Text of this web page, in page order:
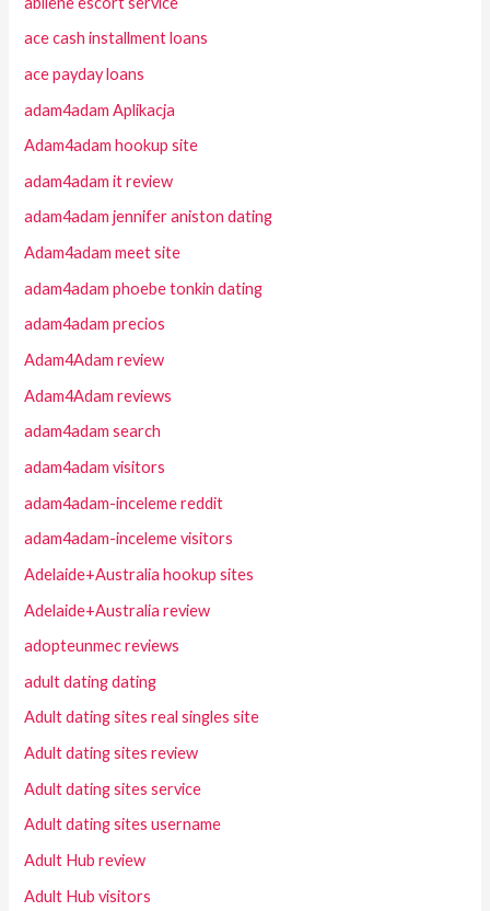
ace cash installment loans
ace payday loans
adam4adam Aplikacja
Adam4adam hookup site
adam4adam it review
adam4adam jennifer aniston dating
Adam4adam meet site
adam4adam phoebe tonkin dating
adam4adam precios
Adam4Adam review
Adam4Adam reviews
adam4adam search
adam4adam visitors
adam4adam-inceleme reddit
adam4adam-inceleme visitors
Adelaide+Australia hookup sites
Adelaide+Australia review
adopteunmec reviews
adult dating dating
Adult dating sites real singles site
Adult dating sites review
Adult dating sites service
Adult dating sites username
Adult Hub review
Adult Hub visitors